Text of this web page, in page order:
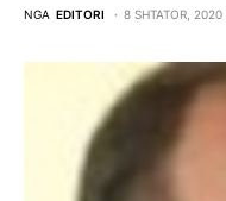
NGA EDITORI 8 SHTATOR, 2020